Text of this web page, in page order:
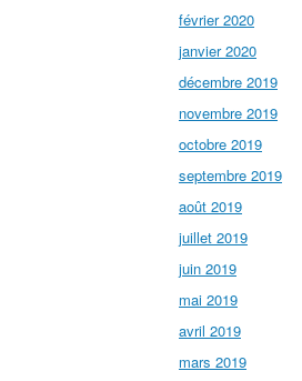
février 2020
janvier 2020
décembre 2019
novembre 2019
octobre 2019
septembre 2019
août 2019
juillet 2019
juin 2019
mai 2019
avril 2019
mars 2019